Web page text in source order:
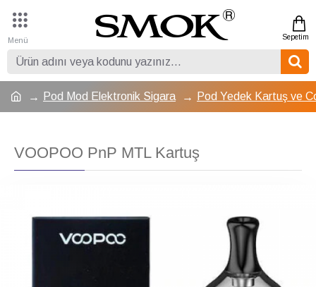
Pod Mod Elektronik Sigara Pod Yedek Kartuş ve
VOOPOO PnP MTL Kartuş